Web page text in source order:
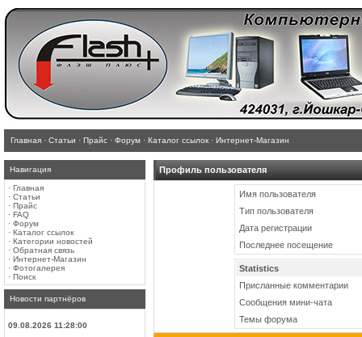
Главная · Статьи · Прайс · Форум · Каталог ссылок · Интернет-Магазин
Навигация
· Главная
· Статьи
· Прайс
· FAQ
· Форум
· Каталог ссылок
· Категории новостей
· Обратная связь
· Интернет-Магазин
· Фотогалерея
· Поиск
Новости партнёров
09.08.2026 11:28:00
Профиль пользователя
Имя пользователя
Тип пользователя
Дата регистрации
Последнее посещение
Statistics
Присланные комментарии
Сообщения мини-чата
Темы форума